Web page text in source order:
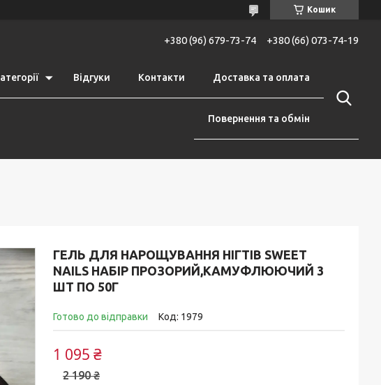
Кошик
+380 (96) 679-73-74 +380 (66) 073-74-19
Відгуки Контакти Доставка та оплата
Повернення та обмін
ГЕЛЬ ДЛЯ НАРОЩУВАННЯ НІГТІВ SWEET
NAILS НАБІР ПРОЗОРИЙ,КАМУФЛЮЮЧИЙ 3
ШТ ПО 50Г
Готово до відправки Код: 1979
2 190 ₴
1 095 ₴